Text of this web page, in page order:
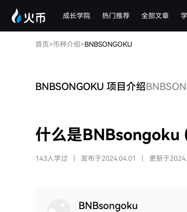
成长学院 热门推荐 全部文章
首页>币种介绍>BNBSONGOKU
BNBSONGOKU 项目介绍
什么是BNBsongoku
143人学过 发布于2024.04.01 更新于
BNBsongoku